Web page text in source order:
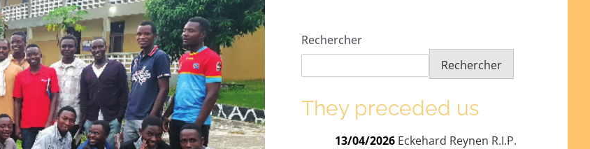
Rechercher
Rechercher
They preceded us
13/04/2026 Eckehard Reynen R.I.P.